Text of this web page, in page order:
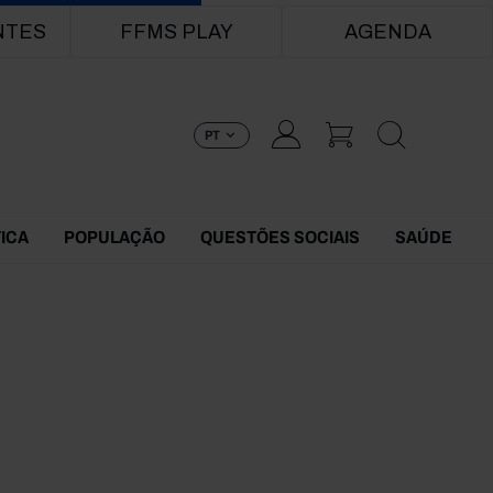
FFMS PLAY AGENDA
PT
POPULAÇÃO QUESTÕES SOCIAIS SAÚDE